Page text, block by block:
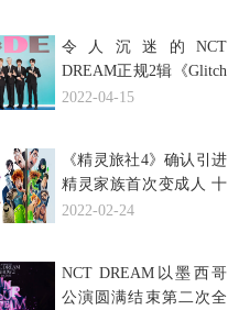
令人沉迷的NCT
DREAM正规2辑《Glitch
Mode》在全球斩获佳
2022-04-15
《精灵旅社4》确认引进
精灵家族首次变成人 十
年经典迎来大结局
2022-02-24
NCT DREAM以墨西哥
公演圆满结束第二次全